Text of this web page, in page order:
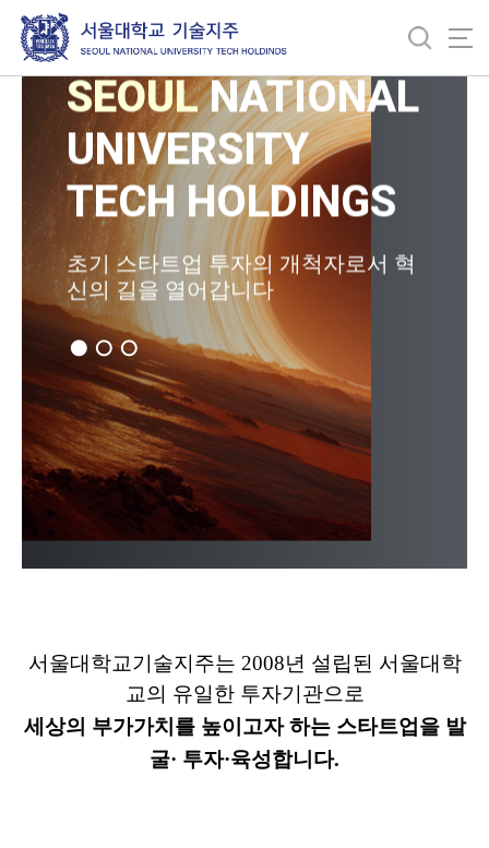
SEOULNATIONAL
UNIVERSITY
TECH HOLDINGS
초기 스타트업 투자의 개척자로서 혁
신의 길을 열어갑니다
서울대학교기술지주는 2008년 설립된 서울대학
교의 유일한 투자기관으로
세상의 부가가치를 높이고자 하는 스타트업을 발
굴· 투자·육성합니다.